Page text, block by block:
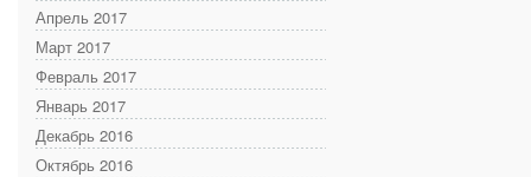
Апрель 2017
Март 2017
Февраль 2017
Январь 2017
Декабрь 2016
Октябрь 2016